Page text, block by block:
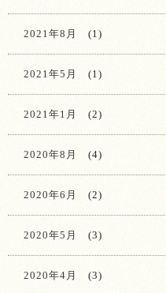
2021年8月 (1)
2021年5月 (1)
2021年1月 (2)
2020年8月 (4)
2020年6月 (2)
2020年5月 (3)
2020年4月 (3)